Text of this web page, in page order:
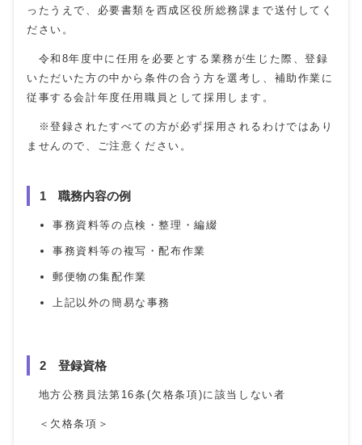
ったうえで、必要書類を西成区役所総務課まで送付してく
ださい。
令和8年度中に任用を必要とする業務が生じた際、登録
いただいた方の中から条件の合う方を選考し、補助作業に
従事する会計年度任用職員として採用します。
※登録されたすべての方が必ず採用されるわけではあり
ませんので、ご注意ください。
1 職務内容の例
事務資料等の点検・整理・編綴
事務資料等の複写・配布作業
郵便物の集配作業
上記以外の簡易な事務
2 登録資格
地方公務員法第16条(欠格条項)に該当しない者
＜欠格条項＞